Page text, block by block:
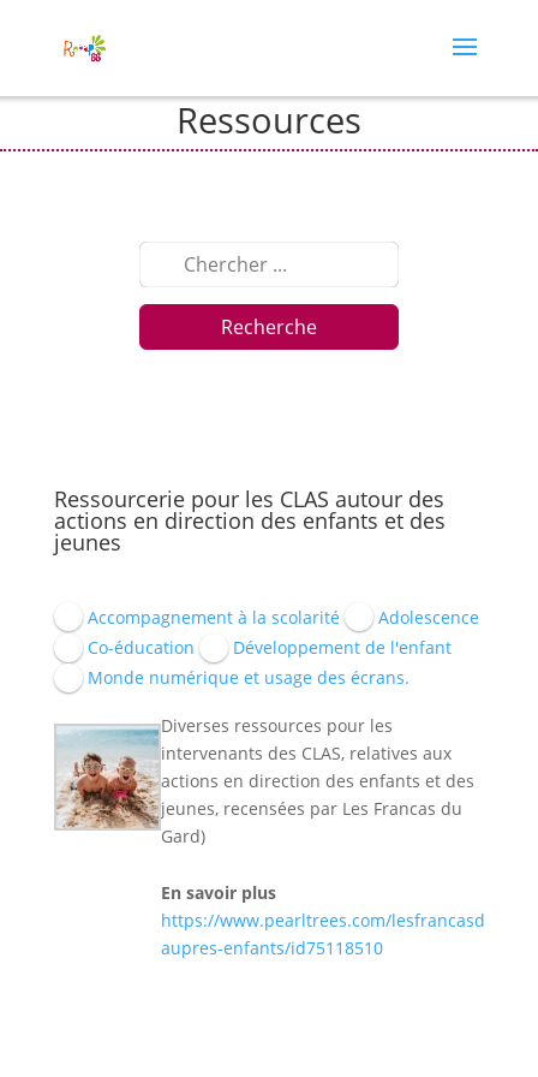
Ressources
Recherche
Ressourcerie pour les CLAS autour des
actions en direction des enfants et des
jeunes
Accompagnement à la scolarité
Adolescence
Co-éducation
Développement de l'enfant
Monde numérique et usage des écrans.
Diverses ressources pour les
intervenants des CLAS, relatives aux
actions en direction des enfants et des
jeunes, recensées par Les Francas du
Gard)
En savoir plus
https://www.pearltrees.com/
aupres-enfants/id75118510